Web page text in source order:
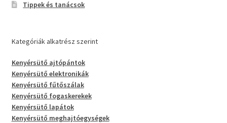
Tippek és tanácsok
Kategóriák alkatrész szerint
Kenyérsütő ajtópántok
Kenyérsütő elektronikák
Kenyérsütő fűtőszálak
Kenyérsütő fogaskerekek
Kenyérsütő lapátok
Kenyérsütő meghajtóegységek